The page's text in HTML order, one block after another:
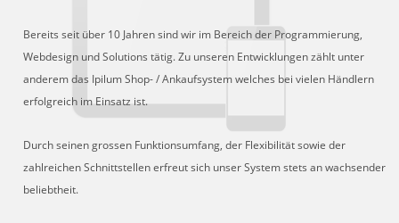
Bereits seit über 10 Jahren sind wir im Bereich der Programmierung,
Webdesign und Solutions tätig. Zu unseren Entwicklungen zählt unter
anderem das Ipilum Shop- / Ankaufsystem welches bei vielen Händlern
erfolgreich im Einsatz ist.
Durch seinen grossen Funktionsumfang, der Flexibilität sowie der
zahlreichen Schnittstellen erfreut sich unser System stets an wachsender
beliebtheit.